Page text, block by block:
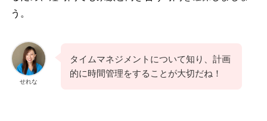
う。
せれな
タイムマネジメントについて知り、計画
的に時間管理をすることが大切だね！